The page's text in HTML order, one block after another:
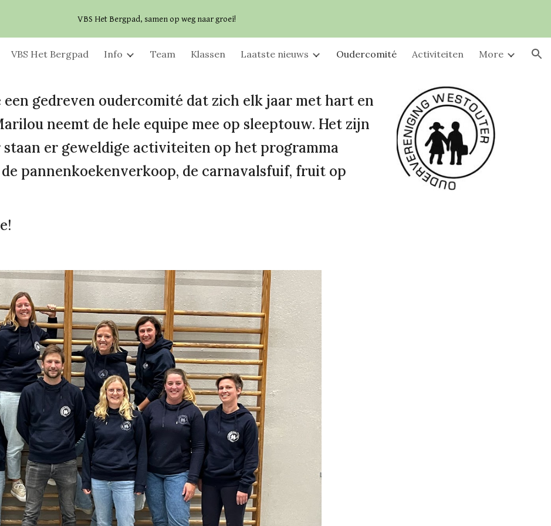
Skip to main content Skip to navigation
VBS Het Bergpad, samen op weg naar groei!
VBS Het Bergpad Info Team Klassen Laatste nieuws Oudercomité Activiteiten More
een gedreven oudercomité dat zich elk jaar met hart en
neemt de hele equipe mee op sleeptouw. Het zijn
staan er geweldige activiteiten op het programma
pannenkoekenverkoop, de carnavalsfuif, fruit op